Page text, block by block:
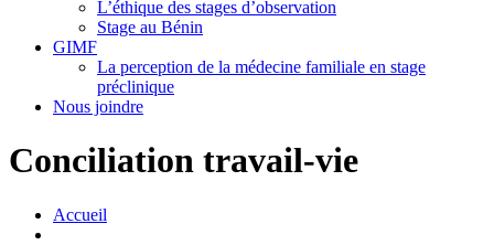
L’éthique des stages d’observation
Stage au Bénin
GIMF
La perception de la médecine familiale en stage
préclinique
Nous joindre
Conciliation travail-vie
Accueil